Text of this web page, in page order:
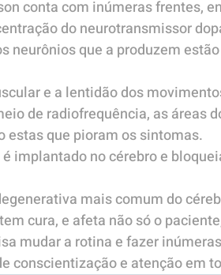
conta com inúmeras frentes,
do neurotransmissor
neurônios que a produzem
e a lentidão dos
de radiofrequência, as áreas
estas que pioram os sintomas.
implantado no cérebro e
mais comum do
cura, e afeta não só o
mudar a rotina e fazer
conscientização e atenção em